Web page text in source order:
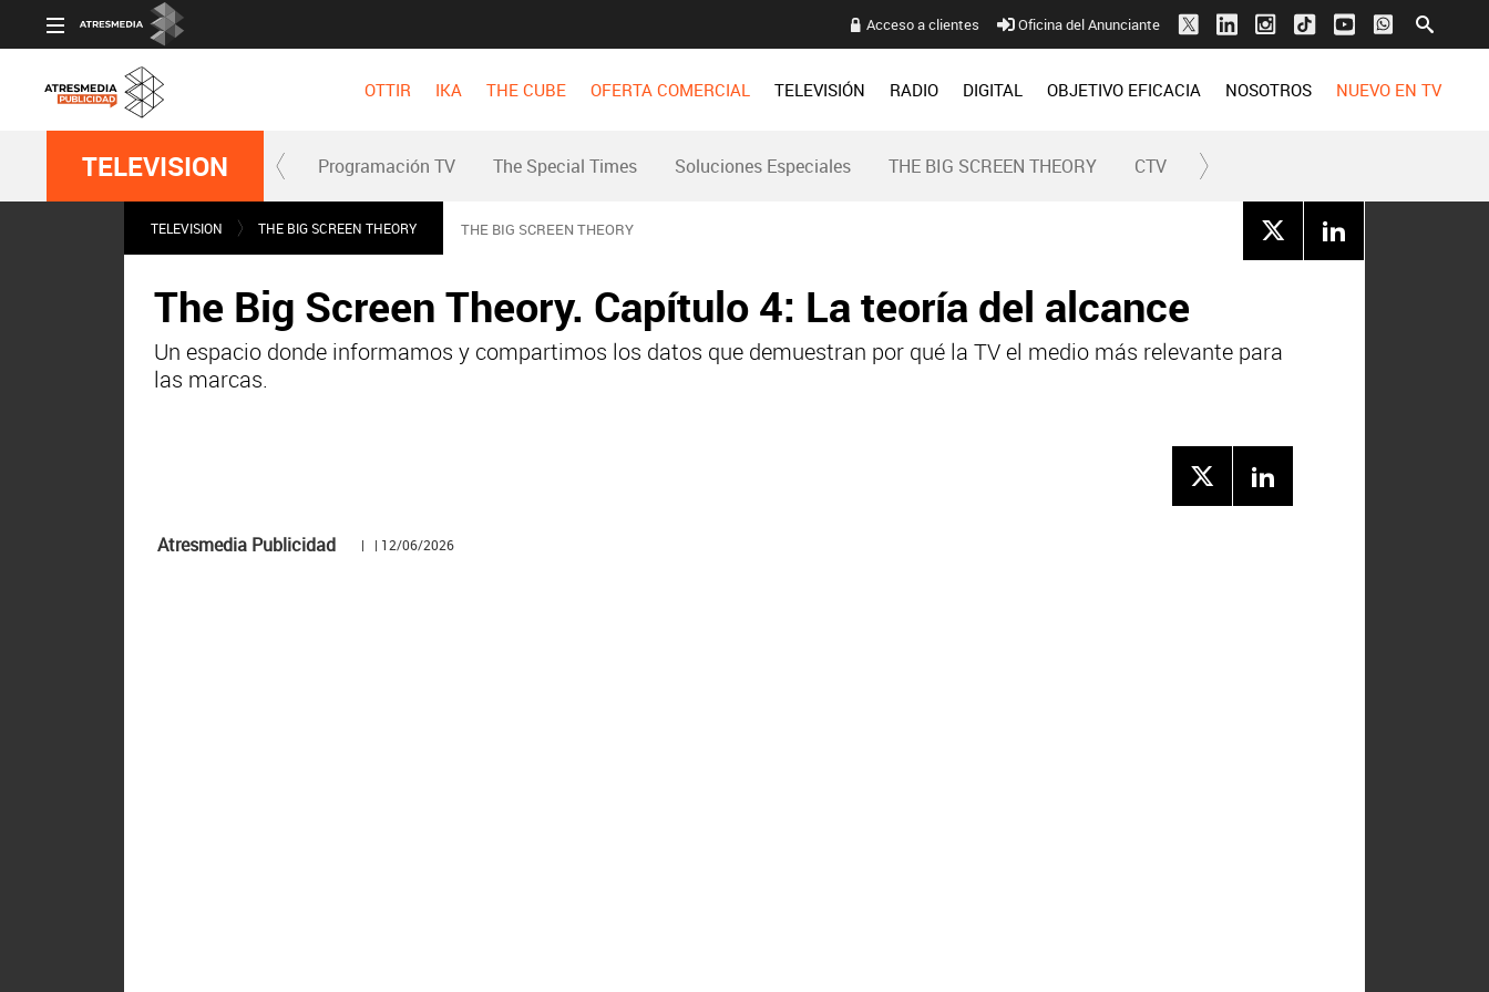
Acceso a clientes Oficina del Anunciante
OTTIR IKA THE CUBE OFERTA COMERCIAL TELEVISIÓN RADIO DIGITAL OBJETIVO EFICACIA NOSOTROS NUEVO EN TV
TELEVISION Programación TV The Special Times Soluciones Especiales THE BIG SCREEN THEORY CTV
TELEVISION THE BIG SCREEN THEORY THE BIG SCREEN THEORY
The Big Screen Theory. Capítulo 4: La teoría del alcance
Un espacio donde informamos y compartimos los datos que demuestran por qué la TV el medio más relevante para
las marcas.
Atresmedia Publicidad | | 12/06/2026